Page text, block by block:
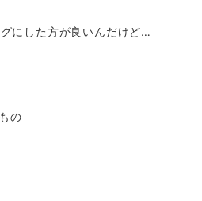
にした方が良いんだけど…
の